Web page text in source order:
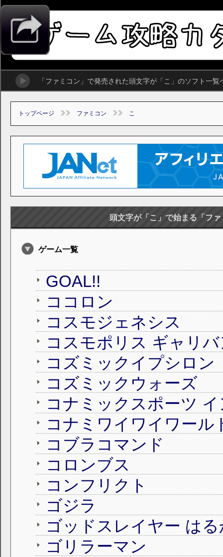
「ファミコン」で発売された頭文字が「こ」のソフト一覧
トップページ ファミコン こ
頭文字が「こ」で始まる「フ
ゲーム一覧
GOAL!!
ココロン
コスモジェネシス
コスモポリス ギャリ
コズミックイプシロン
コズミックウォーズ
コナミックスポーツ
コナミワイワイワール
コブラコマンド
コロンブス
コンフリクト
ゴジラ
ゴッドスレイヤー は
ゴリラーマン